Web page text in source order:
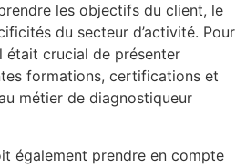
les objectifs du client, le
du secteur d’activité. Pour
était crucial de présenter
formations, certifications et
métier de diagnostiqueur
également prendre en compte